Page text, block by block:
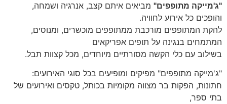
"ג'מייקה מתופפים" מביאים איתם קצב, אנרגיה ושמחה,
והופכים כל אירוע לחוויה.
להקת המתופפים מורכבת ממתופפים מוכשרים, ומנוסים,
המתמחים בנגינה על תופים אפריקאים
בשילוב עם כלי הקשה מסורתיים מיוחדים, מכל קצוות תבל.
"ג'מייקה מתופפים" מפיקים ומופיעים בכל סוגי האירועים:
חתונות, הפקות בר מצווה מקומיות בכותל, טקסים ואירועים של
בתי ספר,